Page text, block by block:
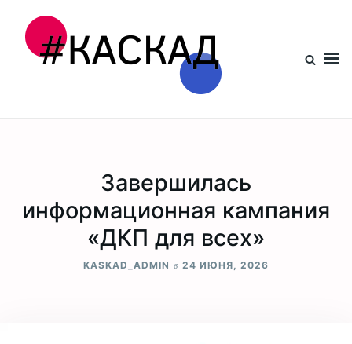
Завершилась
информационная кампания
«ДКП для всех»
KASKAD_ADMIN в 24 ИЮНЯ, 2026